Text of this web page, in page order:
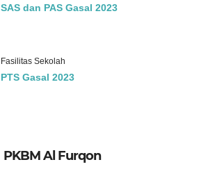
SAS dan PAS Gasal 2023
Fasilitas Sekolah
PTS Gasal 2023
PKBM Al Furqon